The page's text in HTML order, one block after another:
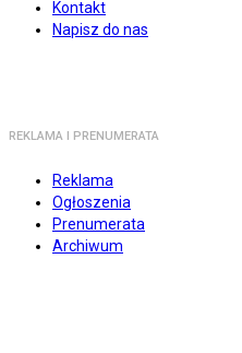
Kontakt
Napisz do nas
REKLAMA I PRENUMERATA
Reklama
Ogłoszenia
Prenumerata
Archiwum